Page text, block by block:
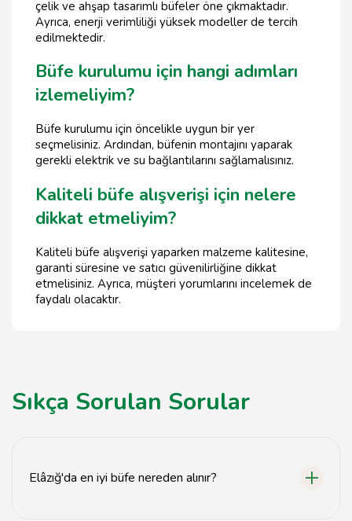
çelik ve ahşap tasarımlı büfeler öne çıkmaktadır.
Ayrıca, enerji verimliliği yüksek modeller de tercih
edilmektedir.
Büfe kurulumu için hangi adımları
izlemeliyim?
Büfe kurulumu için öncelikle uygun bir yer
seçmelisiniz. Ardından, büfenin montajını yaparak
gerekli elektrik ve su bağlantılarını sağlamalısınız.
Kaliteli büfe alışverişi için nelere
dikkat etmeliyim?
Kaliteli büfe alışverişi yaparken malzeme kalitesine,
garanti süresine ve satıcı güvenilirliğine dikkat
etmelisiniz. Ayrıca, müşteri yorumlarını incelemek de
faydalı olacaktır.
Sıkça Sorulan Sorular
Elâzığ'da en iyi büfe nereden alınır?